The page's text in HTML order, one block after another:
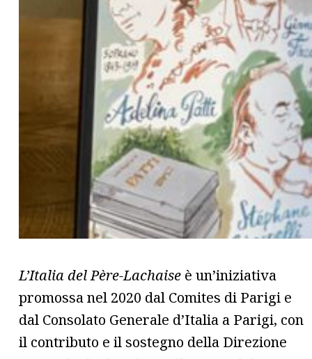
L’Italia del Père-Lachaise è un’iniziativa
promossa nel 2020 dal Comites di Parigi e
dal Consolato Generale d’Italia a Parigi, con
il contributo e il sostegno della Direzione